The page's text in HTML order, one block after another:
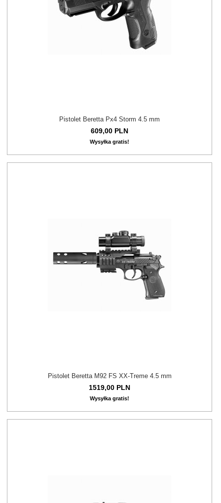
Pistolet Beretta Px4 Storm 4.5 mm
609,00 PLN
Wysyłka gratis!
Pistolet Beretta M92 FS XX-Treme 4.5 mm
1519,00 PLN
Wysyłka gratis!